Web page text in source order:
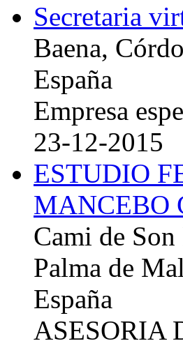
Secretaria
Baena,
España
Empresa
23-12-2015
ESTUDIO
MANCEBO
Cami de
Palma de
España
ASESORIA